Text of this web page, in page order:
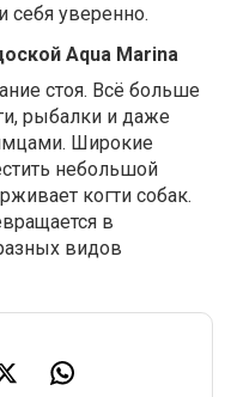
себя уверенно.
Aqua Marina
стоя. Всё больше
рыбалки и даже
Широкие
небольшой
когти собак.
в
видов